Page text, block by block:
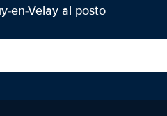
en-Velay al posto